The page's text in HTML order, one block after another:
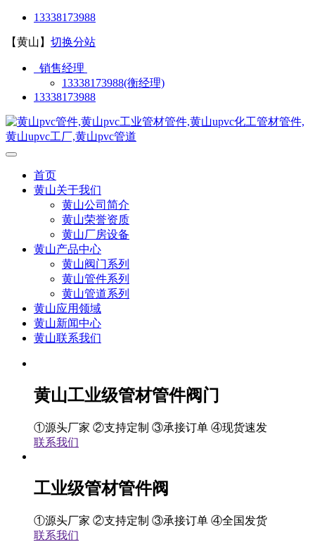
13338173988
【黄山】 切换分站
销售经理
13338173988(衡经理)
13338173988
首页
黄山关于我们
黄山公司简介
黄山荣誉资质
黄山厂房设备
黄山产品中心
黄山阀门系列
黄山管件系列
黄山管道系列
黄山应用领域
黄山新闻中心
黄山联系我们
黄山工业级管材管件阀门
①源头厂家 ②支持定制 ③承接订单 ④现货速发
联系我们
工业级管材管件阀
①源头厂家 ②支持定制 ③承接订单 ④全国发货
联系我们